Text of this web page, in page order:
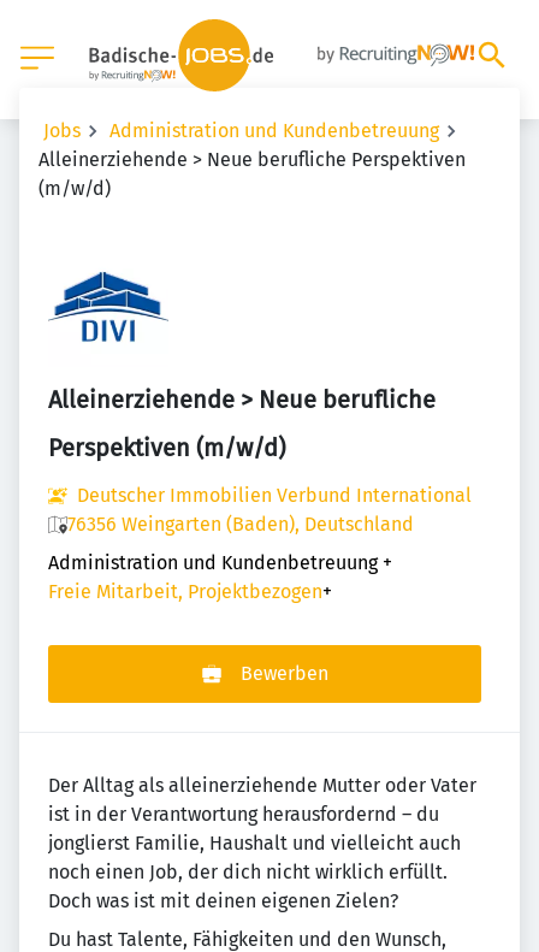
Jobs
Administration und Kundenbetreuung
Alleinerziehende > Neue berufliche Perspektiven
(m/w/d)
Alleinerziehende > Neue berufliche
Perspektiven (m/w/d)
Deutscher Immobilien Verbund International
76356 Weingarten (Baden), Deutschland
Administration und Kundenbetreuung +
Freie Mitarbeit, Projektbezogen+
Bewerben
Der Alltag als alleinerziehende Mutter oder Vater
ist in der Verantwortung herausfordernd – du
jonglierst Familie, Haushalt und vielleicht auch
noch einen Job, der dich nicht wirklich erfüllt.
Doch was ist mit deinen eigenen Zielen?
Du hast Talente, Fähigkeiten und den Wunsch,